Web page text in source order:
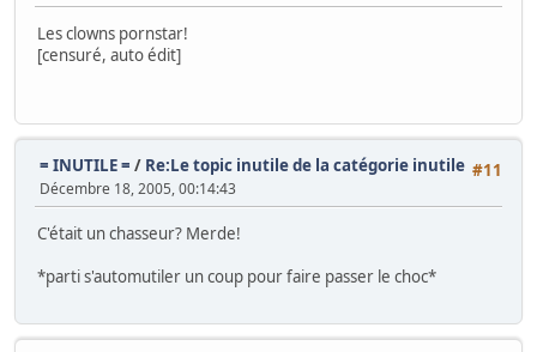
Les clowns pornstar!
[censuré, auto édit]
#11
= INUTILE = / Re:Le topic inutile de la catégorie inutile
Décembre 18, 2005, 00:14:43
C'était un chasseur? Merde!
*parti s'automutiler un coup pour faire passer le choc*